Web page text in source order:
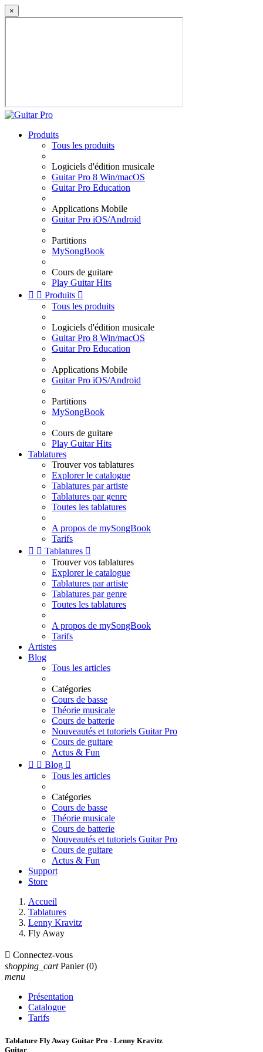
×
Produits
Tous les produits
Logiciels d'édition musicale
Guitar Pro 8 Win/macOS
Guitar Pro Education
Applications Mobile
Guitar Pro iOS/Android
Partitions
MySongBook
Cours de guitare
Play Guitar Hits
  Produits 
Tous les produits
Logiciels d'édition musicale
Guitar Pro 8 Win/macOS
Guitar Pro Education
Applications Mobile
Guitar Pro iOS/Android
Partitions
MySongBook
Cours de guitare
Play Guitar Hits
Tablatures
Trouver vos tablatures
Explorer le catalogue
Tablatures par artiste
Tablatures par genre
Toutes les tablatures
A propos de mySongBook
Tarifs
  Tablatures 
Trouver vos tablatures
Explorer le catalogue
Tablatures par artiste
Tablatures par genre
Toutes les tablatures
A propos de mySongBook
Tarifs
Artistes
Blog
Tous les articles
Catégories
Cours de basse
Théorie musicale
Cours de batterie
Nouveautés et tutoriels Guitar Pro
Cours de guitare
Actus & Fun
  Blog 
Tous les articles
Catégories
Cours de basse
Théorie musicale
Cours de batterie
Nouveautés et tutoriels Guitar Pro
Cours de guitare
Actus & Fun
Support
Store
Accueil
Tablatures
Lenny Kravitz
Fly Away
 Connectez-vous
shopping_cart Panier (0)
menu
Présentation
Catalogue
Tarifs
Tablature Fly Away Guitar Pro - Lenny Kravitz
Guitar